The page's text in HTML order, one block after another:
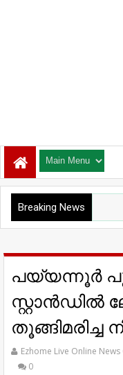
Breaking News
പയ്യന്നൂർ
സ്റ്റാൻഡിൽ
തൂങ്ങിമരിച്ച
Ezhome Live Online News
0